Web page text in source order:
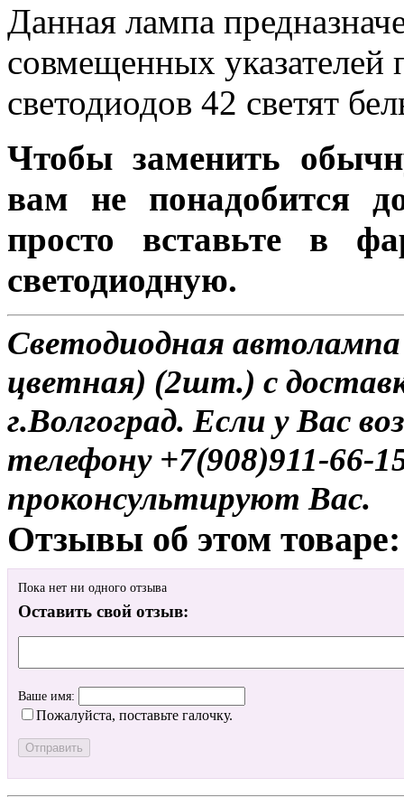
Данная лампа
совмещенных указателей
светодиодов 42 светят
Чтобы заменить
вам не понадобится
просто вставьте в
светодиодную.
Светодиодная
цветная) (2шт.) с
г.Волгоград. Если у Вас
телефону +7(908)911-
проконсультируют Вас.
Отзывы об этом товаре:
Пока нет ни одного отзыва
Оставить свой отзыв:
Ваше имя:
Пожалуйста, поставьте галочку.